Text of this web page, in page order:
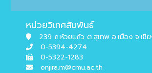
หน่วยวิเทศสัมพันธ์
239 ถ.ห้วยแก้ว ต.สุเทพ อ.เมือง จ.เชี
0-5394-4274
0-5322-1283
onjira.m@cmu.ac.th